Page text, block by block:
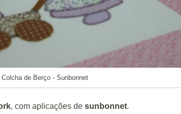
Colcha de Berço - Sunbonnet
, com aplicações de sunbonnet.